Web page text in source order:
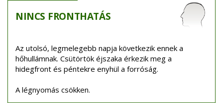
NINCS FRONTHATÁS
Az utolsó, legmelegebb napja következik ennek a
hőhullámnak. Csütörtök éjszaka érkezik meg a
hidegfront és péntekre enyhül a forróság.
A légnyomás csökken.